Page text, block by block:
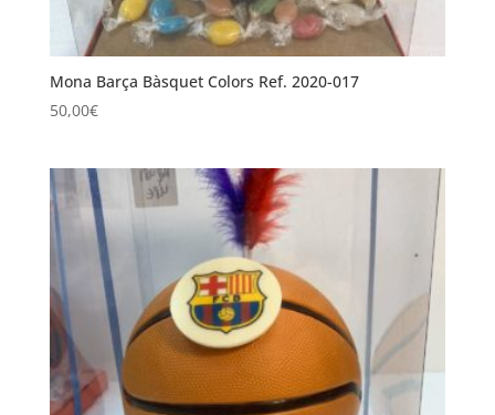
Mona Barça Bàsquet Colors Ref. 2020-017
50,00€